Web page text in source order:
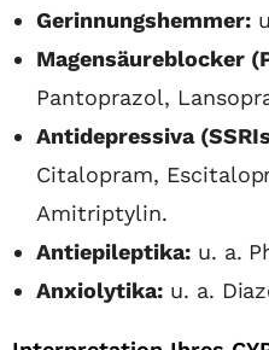
Gerinnungshemmer:
Magensäureblocker
Pantoprazol,
Antidepressiva
Citalopram,
Amitriptylin.
Antiepileptika:u. a.
Anxiolytika:u. a.